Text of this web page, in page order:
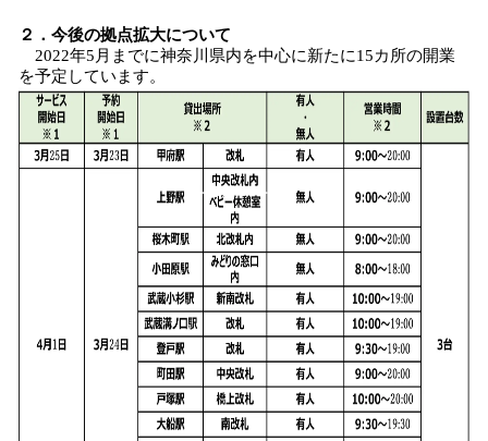
２．今後の拠点拡大について
2022年5月までに神奈川県内を中心に新たに15カ所の開業
を予定しています。